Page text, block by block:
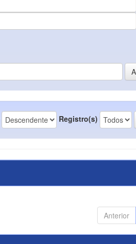
Registro(s)
Anterior